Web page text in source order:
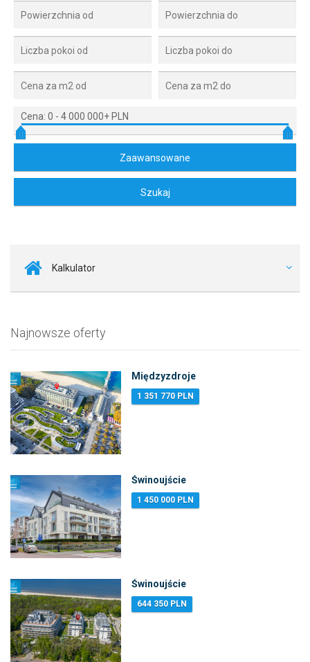
Cena: 0 - 4 000 000+ PLN
Kalkulator
Najnowsze oferty
Międzyzdroje
1 351 770 PLN
Świnoujście
1 450 000 PLN
Świnoujście
644 350 PLN